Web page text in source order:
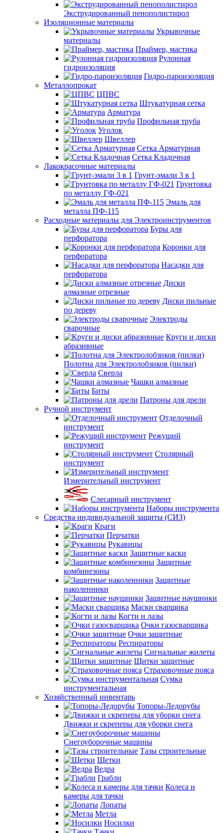
Экструдированный пенополистирол
Изоляционные материалы
Укрывочные
материалы
Праймер, мастика
Рулонная
гидроизоляция
Гидро-пароизоляция
Металлопрокат
ЦПВС
Штукатурная сетка
Арматура
Профильная труба
Уголок
Швеллер
Сетка Арматурная
Сетка Кладочная
Лакокрасочные материалы
Грунт-эмали 3 в 1
Грунтовка
по металлу ГФ-021
Эмаль для
металла ПФ-115
Расходные материалы для Электроинструментов
Буры для
перфоратора
Коронки для
перфоратора
Насадки для
перфоратора
Диски
алмазные отрезные
Диски пильные
по дереву
Электроды
сварочные
Круги и диски
абразивные
Полотна для Электролобзиков (пилки)
Сверла
Чашки алмазные
Биты
Патроны для дрели
Ручной инструмент
Отделочный
инструмент
Режущий
инструмент
Столярный
инструмент
Измерительный инструмент
Слесарный инструмент
Наборы инструмента
Средства индивидуальной защиты (СИЗ)
Краги
Перчатки
Рукавицы
Защитные каски
Защитные
комбинезоны
Защитные
наколенники
Защитные наушники
Маски сварщика
Когти и лазы
Очки газосварщика
Очки защитные
Респираторы
Сигнальные жилеты
Щитки защитные
Страховочные пояса
Сумка
инструментальная
Хозяйственный инвентарь
Топоры-Ледорубы
Движки и скреперы для уборки снега
Снегоуборочные машины
Тазы строительные
Щетки
Ведра
Грабли
Колеса и
камеры для тачки
Лопаты
Метла
Носилки